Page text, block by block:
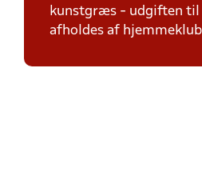
kunstgræs - udgiften
afholdes af